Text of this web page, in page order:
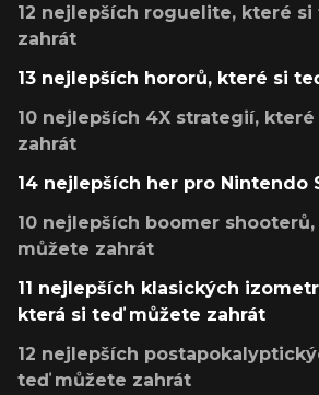
12 nejlepších roguelite, které
zahrát
13 nejlepších hororů, které si
10 nejlepších 4X strategií,
zahrát
14 nejlepších her pro Nintendo
10 nejlepších boomer
můžete zahrát
11 nejlepších klasických
která si teď můžete zahrát
12 nejlepších
teď můžete zahrát